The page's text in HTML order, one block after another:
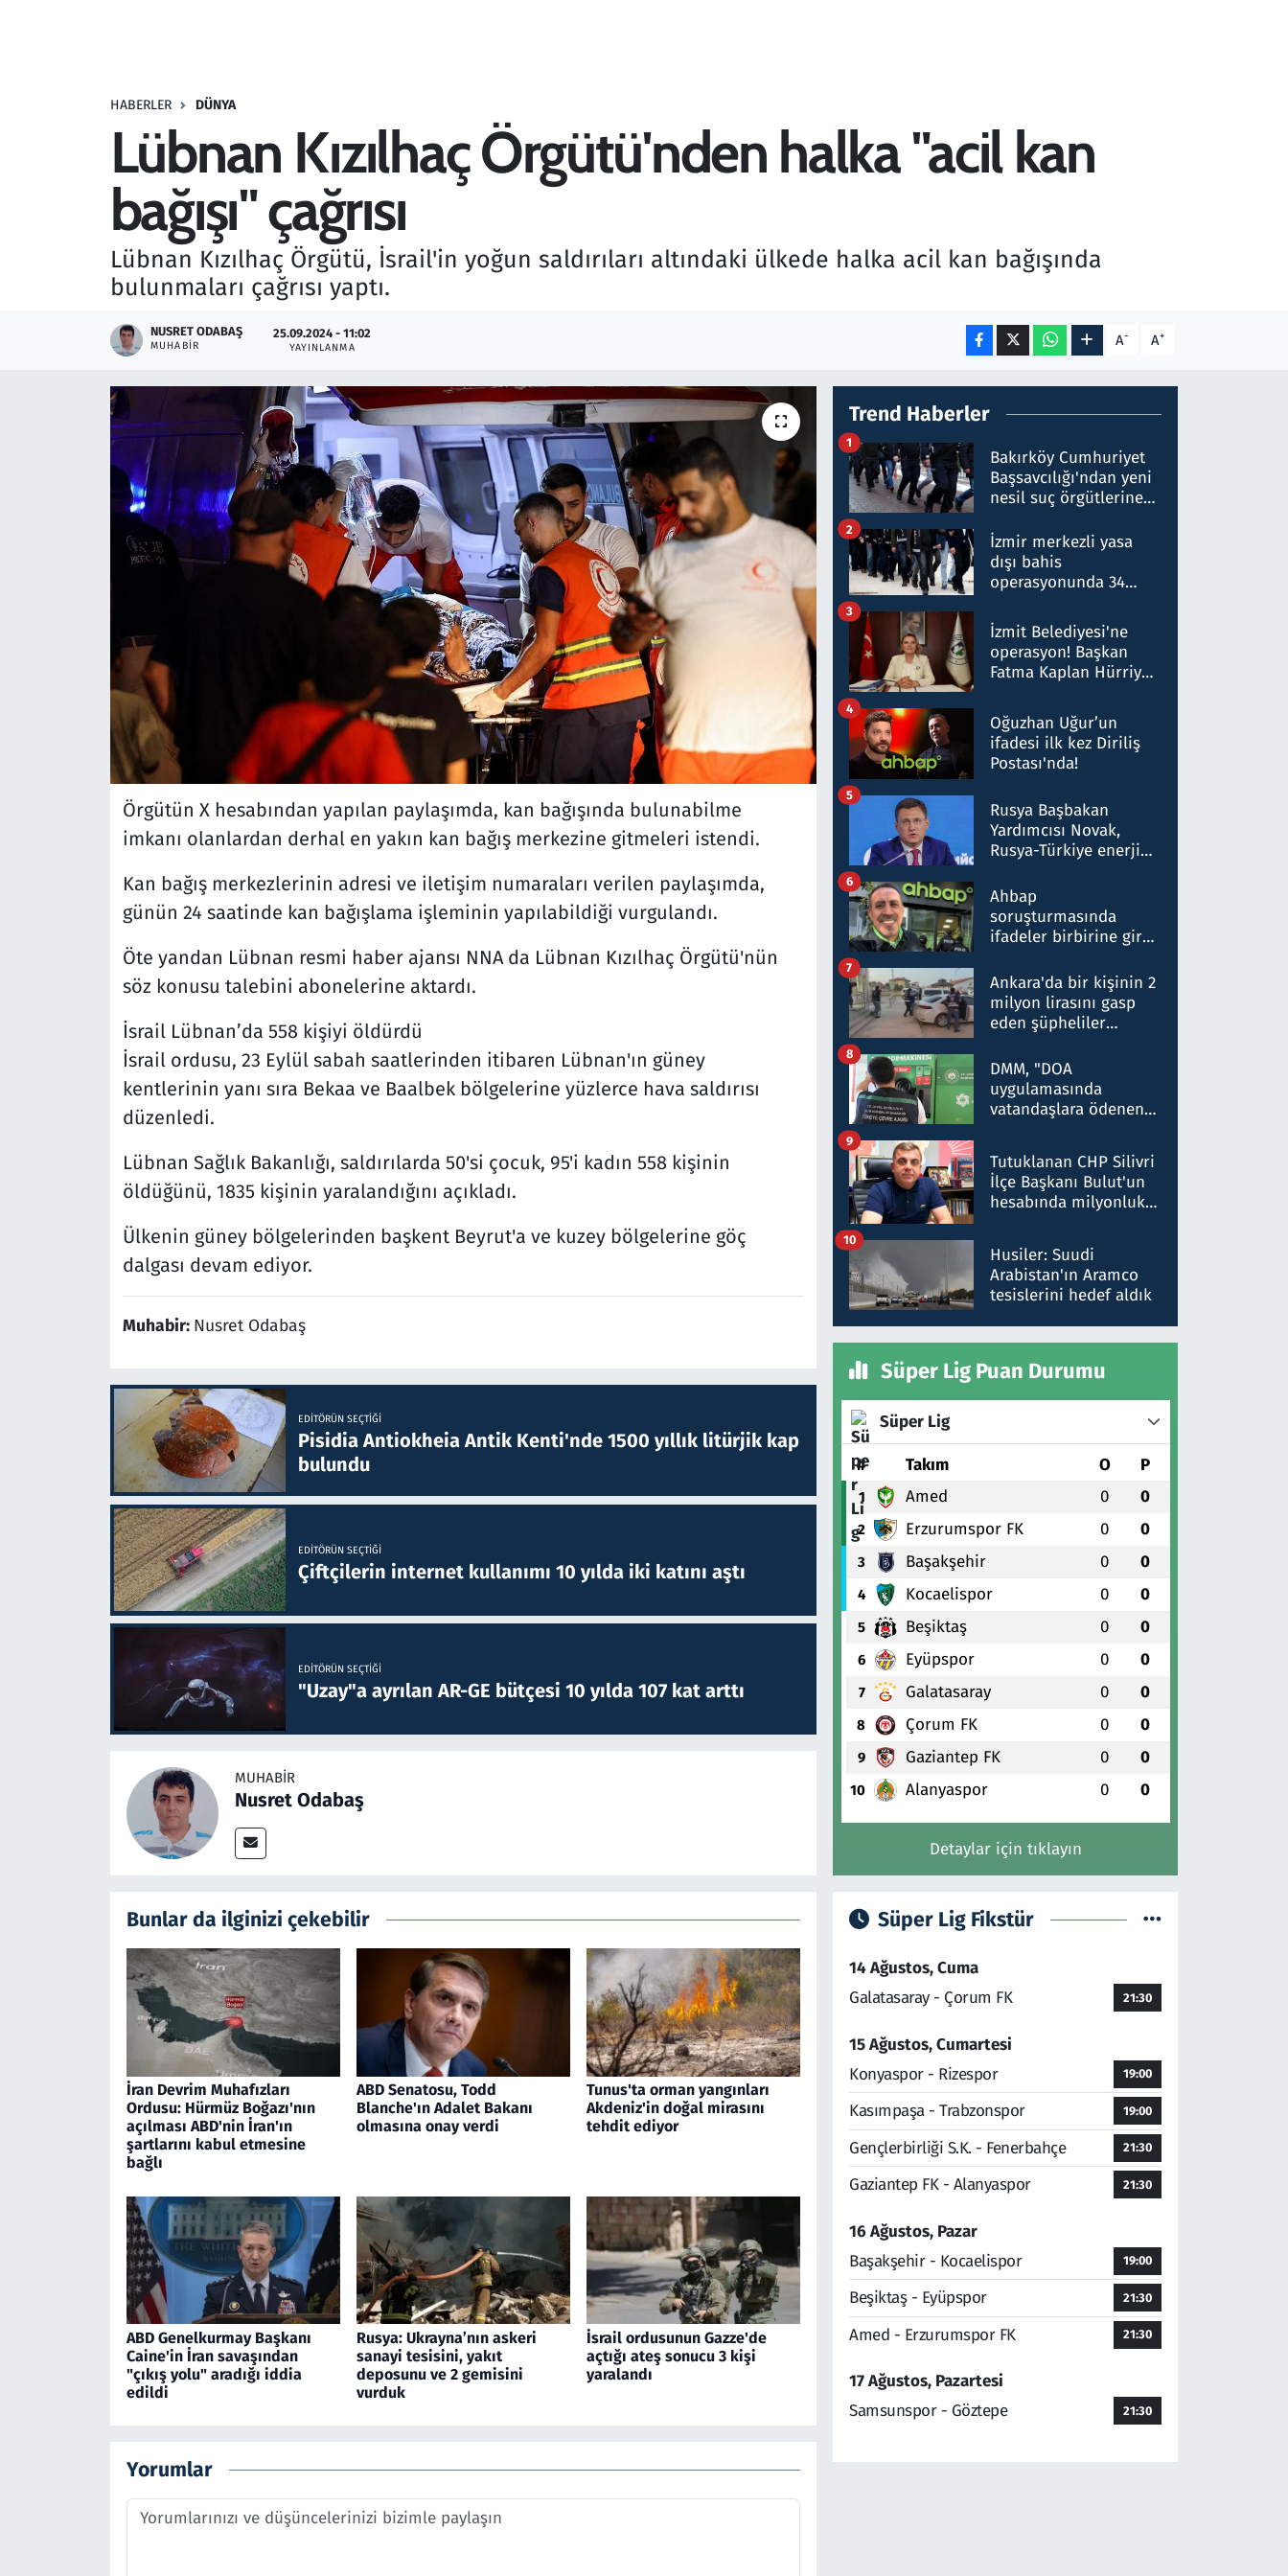
HABERLER DÜNYA
Lübnan Kızılhaç Örgütü'nden halka "acil kan
bağışı" çağrısı
Lübnan Kızılhaç Örgütü, İsrail'in yoğun saldırıları altındaki ülkede halka acil kan bağışında
bulunmaları çağrısı yaptı.
NUSRET ODABAŞ
MUHABIR
25.09.2024 - 11:02
YAYINLANMA A- A+
Örgütün X hesabından yapılan paylaşımda, kan bağışında bulunabilme
imkanı olanlardan derhal en yakın kan bağış merkezine gitmeleri istendi.
Kan bağış merkezlerinin adresi ve iletişim numaraları verilen paylaşımda,
günün 24 saatinde kan bağışlama işleminin yapılabildiği vurgulandı.
Öte yandan Lübnan resmi haber ajansı NNA da Lübnan Kızılhaç Örgütü'nün
söz konusu talebini abonelerine aktardı.
İsrail Lübnan’da 558 kişiyi öldürdü
İsrail ordusu, 23 Eylül sabah saatlerinden itibaren Lübnan'ın güney
kentlerinin yanı sıra Bekaa ve Baalbek bölgelerine yüzlerce hava saldırısı
düzenledi.
Lübnan Sağlık Bakanlığı, saldırılarda 50'si çocuk, 95'i kadın 558 kişinin
öldüğünü, 1835 kişinin yaralandığını açıkladı.
Ülkenin güney bölgelerinden başkent Beyrut'a ve kuzey bölgelerine göç
dalgası devam ediyor.
Muhabir: Nusret Odabaş
EDITÖRÜN SEÇTIĞI
Pisidia Antiokheia Antik Kenti'nde 1500 yıllık litürjik kap
bulundu
EDITÖRÜN SEÇTIĞI
Çiftçilerin internet kullanımı 10 yılda iki katını aştı
EDITÖRÜN SEÇTIĞI
"Uzay"a ayrılan AR-GE bütçesi 10 yılda 107 kat arttı
MUHABIR
Nusret Odabaş
Bunlar da ilginizi çekebilir
İran Devrim Muhafızları
Ordusu: Hürmüz Boğazı'nın
açılması ABD'nin İran'ın
şartlarını kabul etmesine
bağlı
ABD Senatosu, Todd
Blanche'ın Adalet Bakanı
olmasına onay verdi
Tunus'ta orman yangınları
Akdeniz'in doğal mirasını
tehdit ediyor
ABD Genelkurmay Başkanı
Caine'in İran savaşından
"çıkış yolu" aradığı iddia
edildi
Rusya: Ukrayna’nın askeri
sanayi tesisini, yakıt
deposunu ve 2 gemisini
vurduk
İsrail ordusunun Gazze'de
açtığı ateş sonucu 3 kişi
yaralandı
Yorumlar
Trend Haberler
Bakırköy Cumhuriyet
Başsavcılığı'ndan yeni
nesil suç örgütlerine
hakkında gözaltı kararı
1
İzmir merkezli yasa
dışı bahis
operasyonunda 34
Milyar liralık para
trafiği tespit edildi
2
İzmit Belediyesi'ne
operasyon! Başkan
Fatma Kaplan Hürriyet
3
Oğuzhan Uğur’un
ifadesi ilk kez Diriliş
Postası'nda!
4
Rusya Başbakan
Yardımcısı Novak,
Rusya-Türkiye enerji
nitelikte olduğunu
belirtti
5
Ahbap
soruşturmasında
ifadeler birbirine girdi:
ifadelerinden ortaya
çıkan tablo şok etti
6
Ankara'da bir kişinin 2
milyon lirasını gasp
eden şüpheliler
7
DMM, "DOA
uygulamasında
vatandaşlara ödenen
düşürüldüğü" iddiasını
yalanladı
8
Tutuklanan CHP Silivri
İlçe Başkanı Bulut'un
hesabında milyonluk
talimat verdi, ben
gönderdim
9
Husiler: Suudi
Arabistan'ın Aramco
tesislerini hedef aldık
10
Süper Lig Puan Durumu
Süper Lig
# Takım O P
1 Amed 0 0
2 Erzurumspor FK 0 0
3 Başakşehir 0 0
4 Kocaelispor 0 0
5 Beşiktaş 0 0
6 Eyüpspor 0 0
7 Galatasaray 0 0
8 Çorum FK 0 0
9 Gaziantep FK 0 0
10 Alanyaspor 0 0
Detaylar için tıklayın
Süper Lig Fikstür
14 Ağustos, Cuma
Galatasaray - Çorum FK
21:30
15 Ağustos, Cumartesi
Konyaspor - Rizespor
19:00
Kasımpaşa - Trabzonspor 19:00
Gençlerbirliği S.K. - Fenerbahçe 21:30
Gaziantep FK - Alanyaspor 21:30
16 Ağustos, Pazar
Başakşehir - Kocaelispor
19:00
Beşiktaş - Eyüpspor 21:30
Amed - Erzurumspor FK 21:30
17 Ağustos, Pazartesi
Samsunspor - Göztepe
21:30
Savunma Sanayi
Teknoloji ve Bilim
Televizyon